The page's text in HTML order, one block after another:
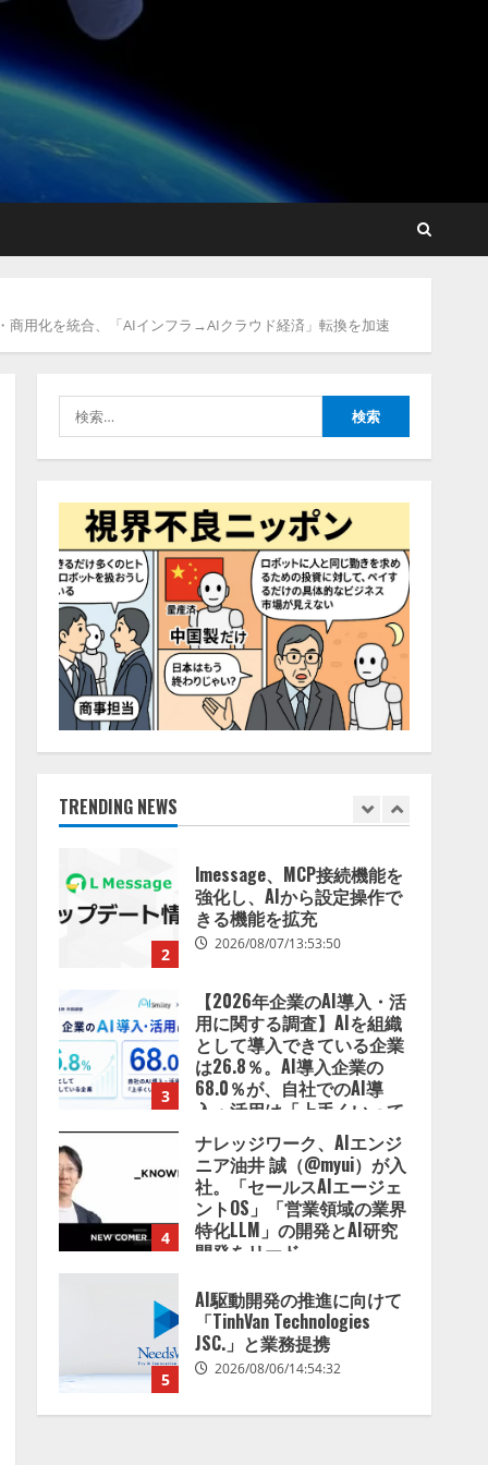
商用化を統合、「AIインフラ→AIクラウド経済」転換を加速
索:
TRENDING NEWS
2
【2026年企業のAI導入・活
用に関する調査】AIを組織
として導入できている企業
入・活用は「上手くいって
ニア油井 誠（@myui）が入
社。「セールスAIエージェ
ントOS」「営業領域の業界
開発をリード
5
2026/08/06/14:54:32
1
【開催報告】次世代AIプラ
ットフォーム「TAIZA」お
よび新サービスに関する記
者発表会を開催
2026/08/07/17:53:45
2
lmessage、MCP接続機能を
強化し、AIから設定操作で
3
【2026年企業のAI導入・活
用に関する調査】AIを組織
として導入できている企業
は26.8％。AI導入企業の
68.0％が、自社でのAI導
いる」と回答
2026/08/07/13:53:50
4
ナレッジワーク、AIエンジ
ニア油井 誠（@myui）が入
社。「セールスAIエージェ
ントOS」「営業領域の業界
特化LLM」の開発とAI研究
開発をリード
2026/08/07/10:54:31
5
AI駆動開発の推進に向けて
「TinhVan Technologies
JSC.」と業務提携
2026/08/06/14:54:32
1
【開催報告】次世代AIプラ
ットフォーム「TAIZA」お
よび新サービスに関する記
者発表会を開催